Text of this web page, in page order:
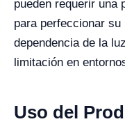
pueden requerir una
para perfeccionar
dependencia de la
limitación en
Uso del